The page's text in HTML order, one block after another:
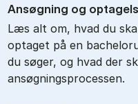
An­søg­ning og
Læs alt om, hvad du
optaget på en
du søger, og hvad der
ansøgningsprocessen.